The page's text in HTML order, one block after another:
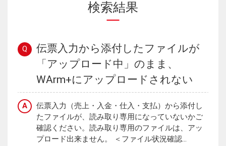
検索結果
Q
伝票入力から添付したファイルが
「アップロード中」のまま、
WArm+にアップロードされない
A
伝票入力（売上・入金・仕入・支払）から添付し
たファイルが、読み取り専用になっていないかご
確認ください。読み取り専用のファイルは、アッ
プロード出来ません。 ＜ファイル状況確認...